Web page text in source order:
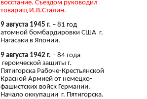
восстание. Съездом руководил
товарищ И.В.Сталин.
9 августа 1945 г. – 81 год
атомной бомбардировки США г.
Нагасаки в Японии.
9 августа 1942 г. – 84 года
героической защиты г.
Пятигорска Рабоче-Крестьянской
Красной Армией от немецко-
фашистских войск Германии.
Начало оккупации г. Пятигорска.